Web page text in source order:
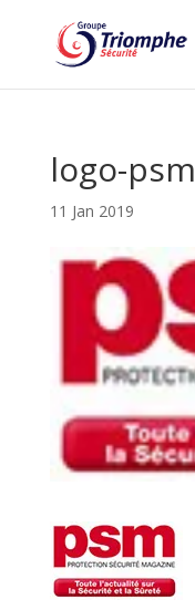
logo-psm
11 Jan 2019